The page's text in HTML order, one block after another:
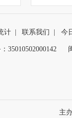
计 | 联系我们 | 今
35010502000142
主